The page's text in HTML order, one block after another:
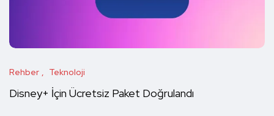
Rehber Teknoloji
Disney+ İçin Ücretsiz Paket Doğrulandı